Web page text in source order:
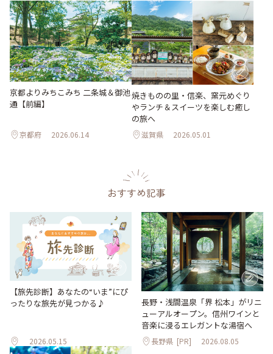
京都よりみちこみち 二条城＆御池
通【前編】
京都府 2026.06.14
焼きものの里・信楽、窯元めぐり
やランチ＆スイーツを楽しむ癒し
の旅へ
滋賀県 2026.05.01
おすすめ記事
【旅先診断】あなたの“いま”にぴ
ったりな旅先が見つかる♪
2026.05.15
長野・浅間温泉「界 松本」がリニ
ューアルオープン。信州ワインと
音楽に浸るエレガントな湯宿へ
長野県 [PR] 2026.08.05